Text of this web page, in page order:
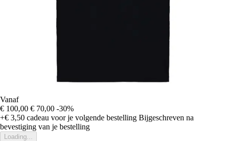
Vanaf
€ 100,00 € 70,00 -30%
+€ 3,50 cadeau voor je volgende bestelling Bijgeschreven na
bevestiging van je bestelling
Loading...